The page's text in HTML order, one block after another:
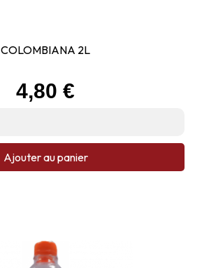
COLOMBIANA 2L
Prix
4,80 €
Ajouter au panier